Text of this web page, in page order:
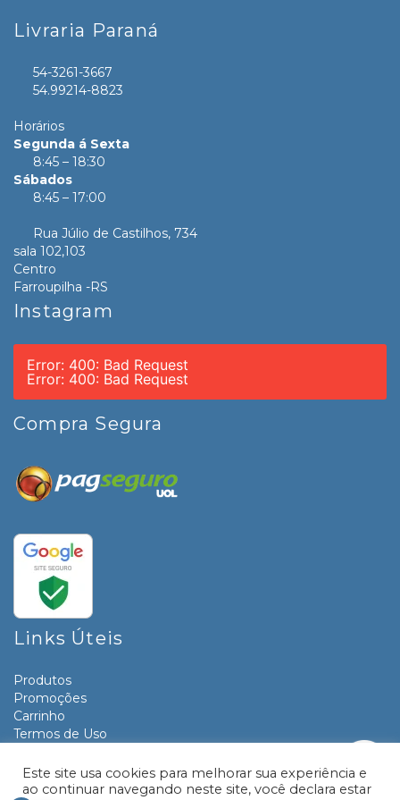
Livraria Paraná
54-3261-3667
54.99214-8823
Horários
Segunda á Sexta
8:45 – 18:30
Sábados
8:45 – 17:00
Rua Júlio de Castilhos, 734
sala 102,103
Centro
Farroupilha -RS
Instagram
Error: 400: Bad Request
Error: 400: Bad Request
Compra Segura
Links Úteis
Produtos
Promoções
Carrinho
Termos de Uso
Contato
Este site usa cookies para melhorar sua experiência e
ao continuar navegando neste site, você declara estar